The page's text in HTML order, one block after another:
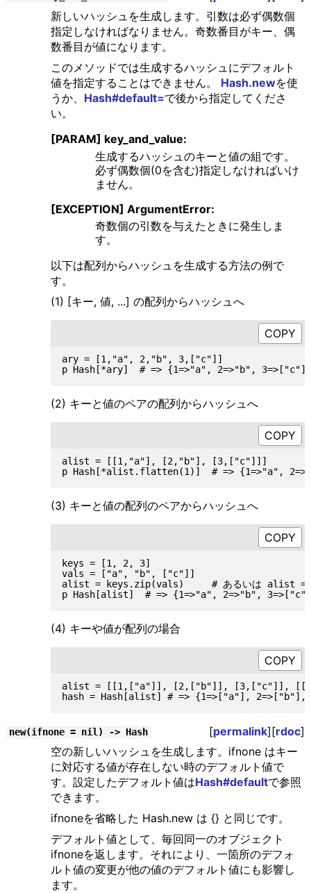
新しいハッシュを生成します。引数は必ず偶数個
指定しなければなりません。奇数番目がキー、偶
数番目が値になります。
このメソッドでは生成するハッシュにデフォルト
値を指定することはできません。 Hash.newを使
うか、 Hash#default=で後から指定してくださ
い。
[PARAM] key_and_value:
生成するハッシュのキーと値の組です。
必ず偶数個(0を含む)指定しなければいけ
ません。
[EXCEPTION] ArgumentError:
奇数個の引数を与えたときに発生しま
す。
以下は配列からハッシュを生成する方法の例で
す。
(1) [キー, 値, ...] の配列からハッシュへ
ary = [1,"a", 2,"b", 3,["c"]]
(2) キーと値のペアの配列からハッシュへ
alist = [[1,"a"], [2,"b"], [3,["c"]]]
(3) キーと値の配列のペアからハッシュへ
keys = [1, 2, 3]
vals = ["a", "b", ["c"]]
alist = keys.zip(vals)     # あるいは alist =
(4) キーや値が配列の場合
alist = [[1,["a"]], [2,["b"]], [3,["c"]],
new(ifnone = nil) -> Hash [permalink][rdoc]
空の新しいハッシュを生成します。ifnone はキー
に対応する値が存在しない時のデフォルト値で
す。設定したデフォルト値はHash#defaultで参照
できます。
ifnoneを省略した Hash.new は {} と同じです。
デフォルト値として、毎回同一のオブジェクト
ifnoneを返します。それにより、一箇所のデフォ
ルト値の変更が他の値のデフォルト値にも影響し
ます。